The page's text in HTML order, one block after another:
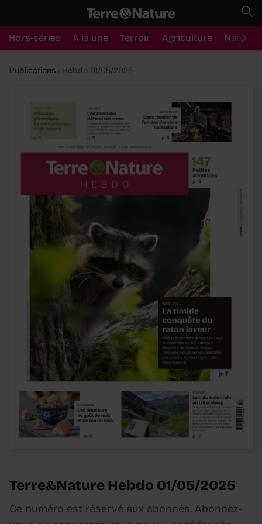
Hors-séries À la une Terroir Agriculture Nature
Publications Hebdo 01/05/2025
Terre&Nature Hebdo 01/05/2025
Ce numéro est réservé aux abonnés. Abonnez-